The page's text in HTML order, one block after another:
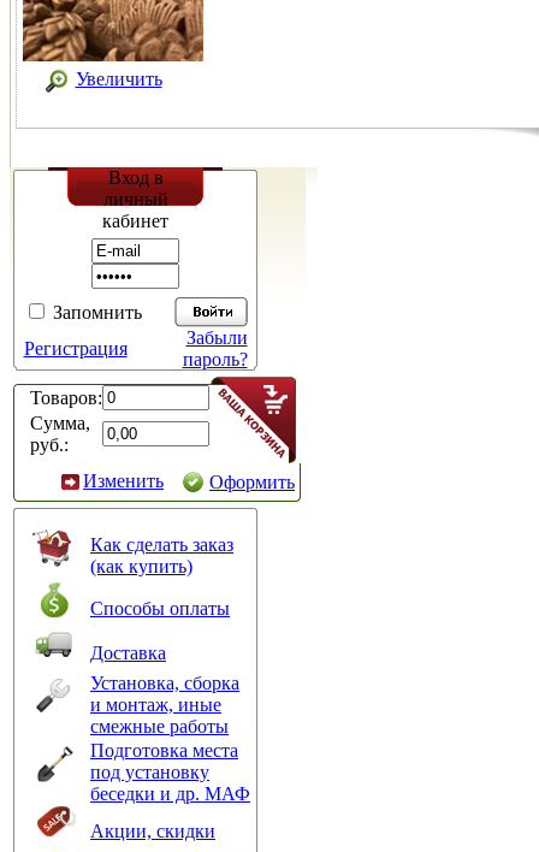
Увеличить
Вход в
личный
кабинет
Запомнить
Регистрация
Забыли
пароль?
Товаров:
Сумма,
руб.:
Изменить
Оформить
Как сделать заказ
(как купить)
Способы оплаты
Доставка
Установка, сборка
и монтаж, иные
смежные работы
Подготовка места
под установку
беседки и др. МАФ
Акции, скидки